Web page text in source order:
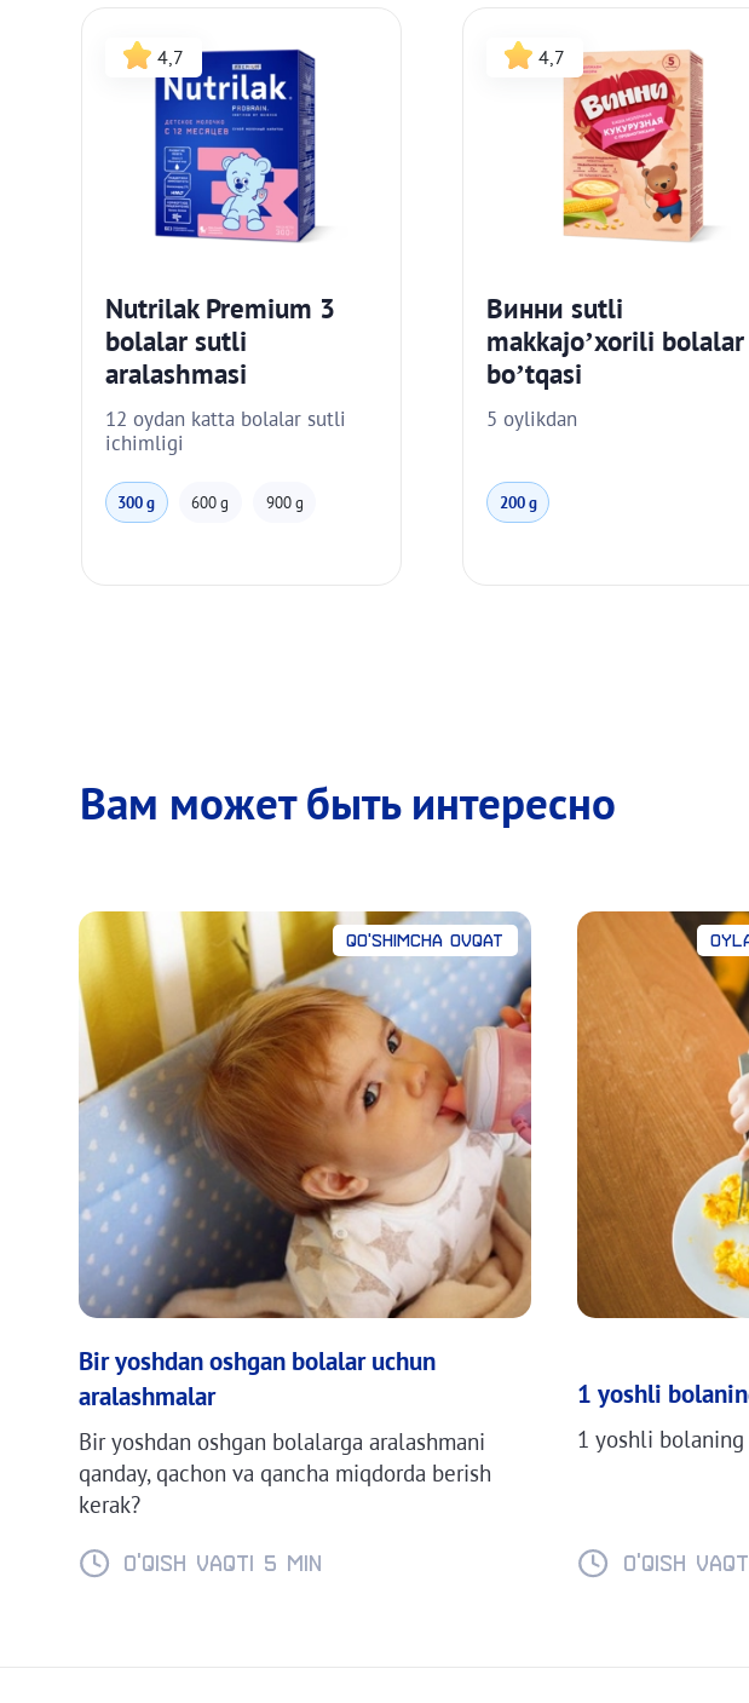
4,7
Nutrilak Premium 3
bolalar sutli
aralashmasi
12 oydan katta bolalar sutli
ichimligi
300 g 600 g 900 g
4,7
Винни sutli
makkajo’xorili bolalar
bo’tqasi
5 oylikdan
200 g
Вам может быть интересно
Qo'shimcha ovqat
Bir yoshdan oshgan bolalar uchun
aralashmalar
Bir yoshdan oshgan bolalarga aralashmani
qanday, qachon va qancha miqdorda berish
kerak?
O'QISH VAQTI 5 min
1 yoshli
1 yoshli bolaning
O'QISH